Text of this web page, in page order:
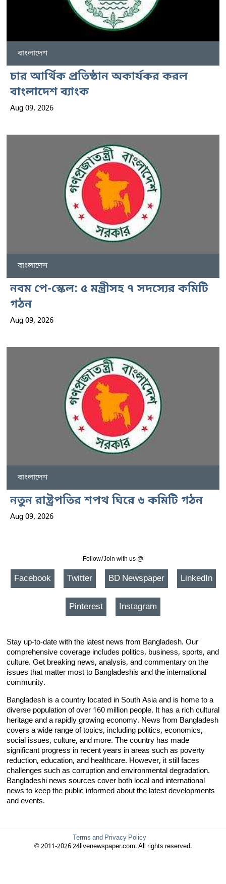
বাংলাদেশ
চার আর্থিক প্রতিষ্ঠান অকার্যকর করল
বাংলাদেশ ব্যাংক
Aug 09, 2026
বাংলাদেশ
নবম পে-স্কেল: ৫ মন্ত্রীসহ ৭ সদস্যের কমিটি
গঠন
Aug 09, 2026
বাংলাদেশ
নতুন রাষ্ট্রপতির শপথ ঘিরে ৬ কমিটি গঠন
Aug 09, 2026
Follow/Join with us @
Facebook Twitter BD Newspaper LinkedIn
Pinterest Instagram
Stay up-to-date with the latest news from Bangladesh. Our
comprehensive coverage includes politics, business, sports, and
culture. Get breaking news, analysis, and commentary on the
issues that matter most to Bangladeshis and the international
community.
Bangladesh is a country located in South Asia and is home to a
diverse population of over 160 million people. It has a rich cultural
heritage and a rapidly growing economy. News from Bangladesh
covers a wide range of topics, including politics, economics,
social issues, culture, and more. The country has made
significant progress in recent years in areas such as poverty
reduction, education, and healthcare. However, it still faces
challenges such as corruption and environmental degradation.
Bangladeshi news sources cover both local and international
news to keep the public informed about the latest developments
and events.
Terms and Privacy Policy
© 2011-2026 24livenewspaper.com. All rights reserved.